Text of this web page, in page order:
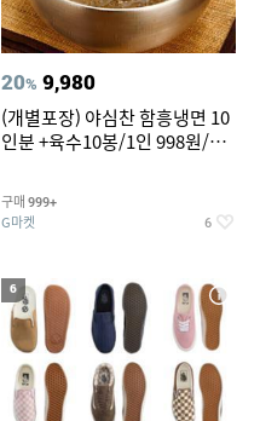
20% 9,980
(개별포장) 야심찬 함흥냉면 10
인분 +육수10봉/1인 998원/머
구매 999+
G마켓 6
6